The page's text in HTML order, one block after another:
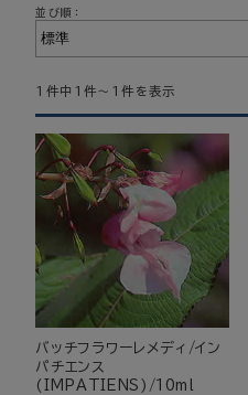
並び順：
1件中1件～1件を表示
バッチフラワーレメディ/イン
パチエンス
(IMPATIENS)/10ml